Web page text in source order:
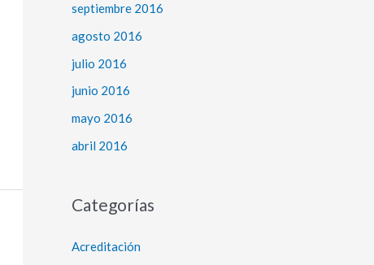
septiembre 2016
agosto 2016
julio 2016
junio 2016
mayo 2016
abril 2016
Categorías
Acreditación